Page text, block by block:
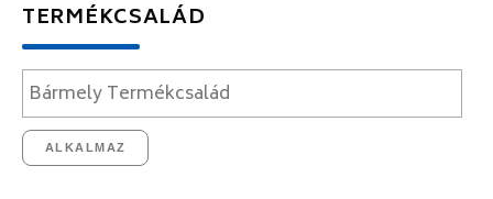
TERMÉKCSALÁD
ALKALMAZ